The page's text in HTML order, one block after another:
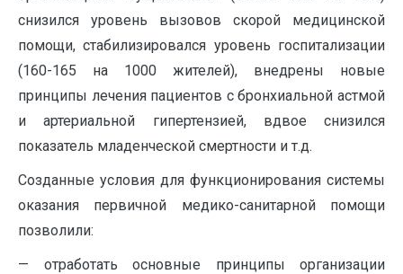
снизился уровень вызовов скорой медицинской
помощи, стабилизировался уровень госпитализации
(160-165 на 1000 жителей), внедрены новые
принципы лечения пациентов с бронхиальной астмой
и артериальной гипертензией, вдвое снизился
показатель младенческой смертности и т.д.
Созданные условия для функционирования системы
оказания первичной медико-санитарной помощи
позволили:
— отработать основные принципы организации